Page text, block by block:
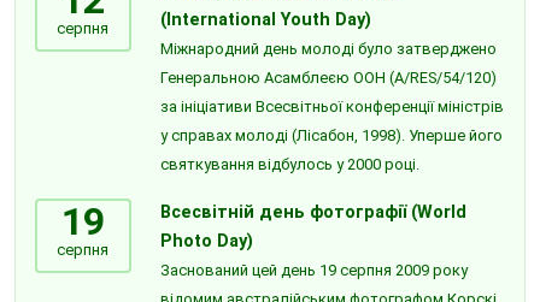
серпня
(International Youth Day)
Міжнародний день молоді було затверджено
Генеральною Асамблеєю ООН (A/RES/54/120)
за ініціативи Всесвітньої конференції міністрів
у справах молоді (Лісабон, 1998). Уперше його
святкування відбулось у 2000 році.
19
серпня
Всесвітній день фотографії (World
Photo Day)
Заснований цей день 19 серпня 2009 року